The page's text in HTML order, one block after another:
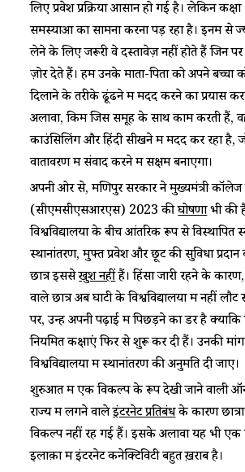
लिए प्रवेश प्रक्रिया आसान हो गई है। लेकिन
समस्याओं का सामना करना पड़ रहा है। इनमें से
लेने के लिए जरूरी वे दस्तावेज़ नहीं होते हैं जिन
ज़ोर देते हैं। हम उनके माता-पिता को अपने बच्चों
दिलाने के तरीके ढूंढने में मदद करने का प्रयास
अलावा, किम जिस समूह के साथ काम करती हैं, वह
काउंसिलिंग और हिंदी सीखने में मदद कर रहा है,
वातावरण में संवाद करने में सक्षम बनाएगा।
अपनी ओर से, मणिपुर सरकार ने मुख्यमंत्री कॉलेज
(सीएमसीएसआरएस) 2023 कीघोषणाभी की
विश्वविद्यालयों के बीच आंतरिक रूप से विस्थापित
स्थानांतरण, मुफ्त प्रवेश और छूट की सुविधा
छात्र इससेखुश नहींहैं। हिंसा जारी रहने के
वाले छात्र अब घाटी के विश्वविद्यालयों में नहीं
पर, उन्हें अपनी पढ़ाई में पिछड़ने का डर है क्योंकि
नियमित कक्षाएं फिर से शुरू कर दी हैं। उनकी
विश्वविद्यालयों में स्थानांतरण की अनुमति दी जाए।
शुरुआत में एक विकल्प के रूप देखी जाने वाली
राज्य में लगने वालेइंटरनेट प्रतिबंधके कारण
विकल्प नहीं रह गई हैं। इसके अलावा यह भी एक
इलाक़ों में इंटरनेट कनेक्टिविटी बहुत ख़राब है।